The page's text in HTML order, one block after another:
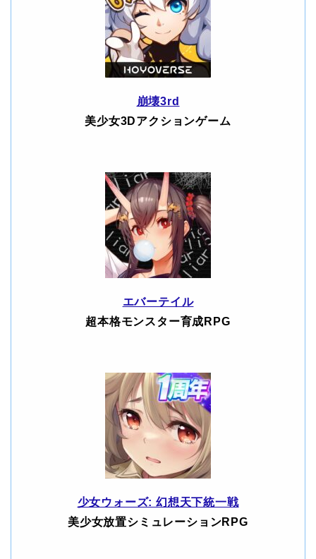
崩壊3rd
美少女3Dアクションゲーム
エバーテイル
超本格モンスター育成RPG
少女ウォーズ: 幻想天下統一戦
美少女放置シミュレーションRPG